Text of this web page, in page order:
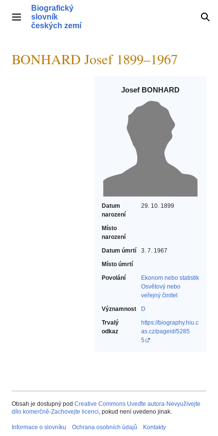
obsahHlavní menu
Biografický
slovník
českých zemí
BONHARD Josef 1899–1967
Josef BONHARD
Datum
narození
29. 10. 1899
Místo
narození
Datum úmrtí
3. 7. 1967
Místo úmrtí
Povolání
Ekonom nebo statistik‎
Osvětový nebo
veřejný činitel‎
Významnost
D
Trvalý
odkaz
https://biography.hiu.c
as.cz/pageid/5285
5
Obsah je dostupný pod Creative Commons Uveďte autora-Nevyužívejte
dílo komerčně-Zachovejte licenci, pokud není uvedeno jinak.
Informace o slovníku Ochrana osobních údajů Kontakty